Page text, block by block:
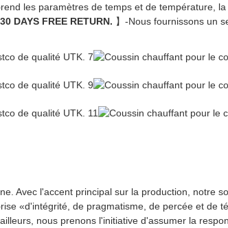
les paramètres de temps et de température,
DAYS FREE RETURN. 】-Nous fournissons un
Avec l'accent principal sur la production,
«d'intégrité, de pragmatisme, de percée et
nous prenons l'initiative d'assumer la